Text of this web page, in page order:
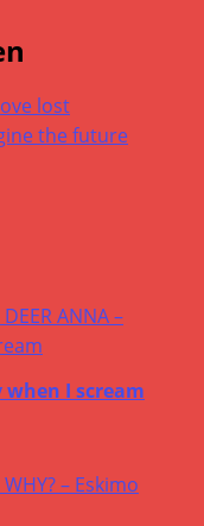
lost
the future
when I scream